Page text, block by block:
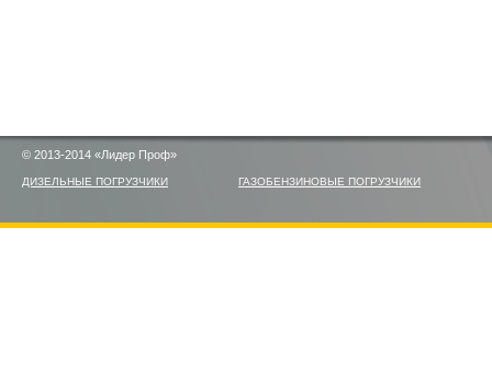
© 2013-2014 «Лидер Проф»
ДИЗЕЛЬНЫЕ ПОГРУЗЧИКИ ГАЗОБЕНЗИНОВЫЕ ПОГРУЗЧИКИ